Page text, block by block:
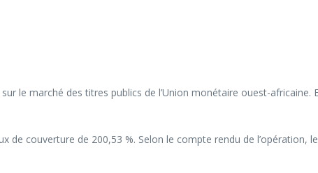
le marché des titres publics de l’Union monétaire ouest-africaine.
couverture de 200,53 %. Selon le compte rendu de l’opération,